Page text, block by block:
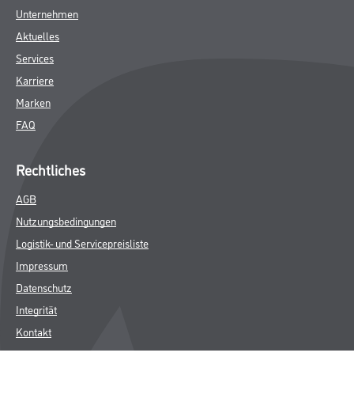
Unternehmen
Aktuelles
Services
Karriere
Marken
FAQ
Rechtliches
AGB
Nutzungsbedingungen
Logistik- und Servicepreisliste
Impressum
Datenschutz
Integrität
Kontakt